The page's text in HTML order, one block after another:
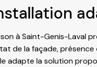
à Saint-Genis-Laval
de la façade,
adapte la solution